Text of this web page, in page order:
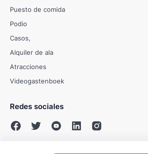
Puesto de comida
Podio
Casos
Alquiler de ala
Atracciones
Videogastenboek
Redes sociales